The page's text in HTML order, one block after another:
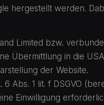
hergestellt werden.
Limited bzw.
Übermittlung in die
der Website.
6 Abs. 1 lit. f DSGVO
Einwilligung